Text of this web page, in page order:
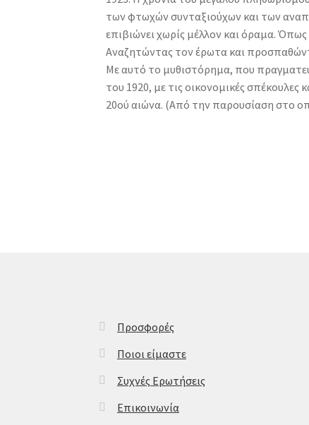
των φτωχών συνταξιούχων και των
επιβιώνει χωρίς μέλλον και όραμα.
Αναζητώντας τον έρωτα και
Με αυτό το μυθιστόρημα, που
του 1920, με τις οικονομικές
20ού αιώνα. (Από την παρουσίαση στο
Προσφορές
Ποιοι είμαστε
Συχνές Ερωτήσεις
Επικοινωνία